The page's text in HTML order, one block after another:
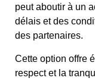
peut aboutir à un
délais et des
des partenaires.
Cette option offre
respect et la